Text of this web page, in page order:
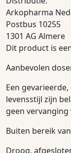
Arkopharma
Postbus 10255
1301 AG Almere
Dit product is
Aanbevolen
Een
levensstijl zijn
geen
Buiten bereik
Droog,